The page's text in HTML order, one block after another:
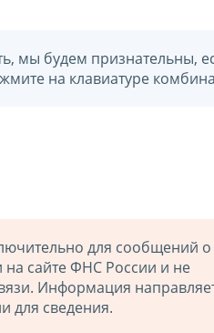
мы будем признательны,
на клавиатуре
для сообщений о
сайте ФНС России и не
Информация
для сведения.